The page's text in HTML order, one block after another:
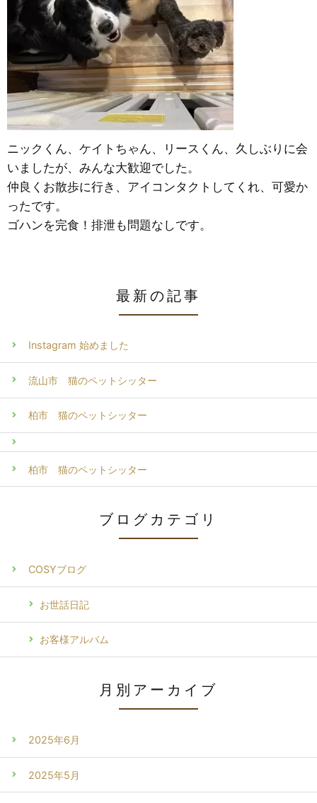
ニックくん、ケイトちゃん、リースくん、久しぶりに会
いましたが、みんな大歓迎でした。
仲良くお散歩に行き、アイコンタクトしてくれ、可愛か
ったです。
ゴハンを完食！排泄も問題なしです。
最新の記事
Instagram 始めました
流山市 猫のペットシッター
柏市 猫のペットシッター
柏市 猫のペットシッター
ブログカテゴリ
COSYブログ
お世話日記
お客様アルバム
月別アーカイブ
2025年6月
2025年5月